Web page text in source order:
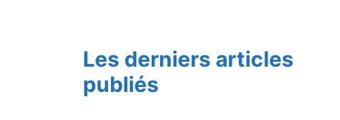
Les derniers articles
publiés